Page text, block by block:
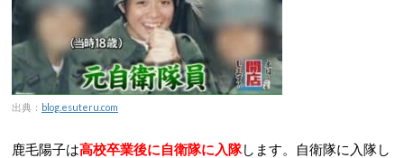
出典： blog.esuteru.com
鹿毛陽子は高校卒業後に自衛隊に入隊します。自衛隊に入隊し